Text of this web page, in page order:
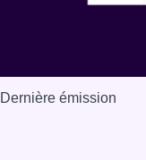
Dernière émission